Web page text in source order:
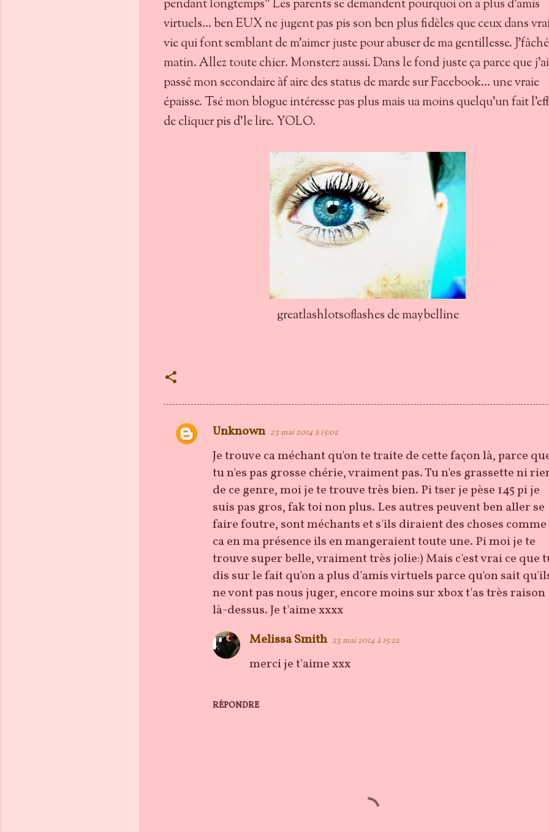
pendant longtemps" Les parents se demandent pourquoi on a plus d'amis
virtuels... ben EUX ne jugent pas pis son ben plus fidèles que ceux dans
vie qui font semblant de m'aimer juste pour abuser de ma gentillesse.
matin. Allez toute chier. Monsterz aussi. Dans le fond juste ça parce que j'ai
passé mon secondaire àf aire des status de marde sur Facebook... une vraie
épaisse. Tsé mon blogue intéresse pas plus mais ua moins quelqu'un fait
de cliquer pis d'le lire. YOLO.
greatlashlotsoflashes de maybelline
C
Unknown 23 mai 2014 à 15:02
Je trouve ca méchant qu'on te traite de cette façon là, parce
tu n'es pas grosse chérie, vraiment pas. Tu n'es grassette ni
de ce genre, moi je te trouve très bien. Pi tser je pèse 145 pi je
suis pas gros, fak toi non plus. Les autres peuvent ben aller se
faire foutre, sont méchants et s'ils diraient des choses comme
ca en ma présence ils en mangeraient toute une. Pi moi je te
trouve super belle, vraiment très jolie:) Mais c'est vrai ce que
dis sur le fait qu'on a plus d'amis virtuels parce qu'on sait
ne vont pas nous juger, encore moins sur xbox t'as très raison
là-dessus. Je t'aime xxxx
RÉPONDRE
Melissa Smith 23 mai 2014 à 15:22
merci je t'aime xxx